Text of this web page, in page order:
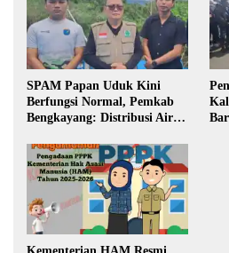
SPAM Papan Uduk Kini
Berfungsi Normal, Pemkab
Bengkayang: Distribusi Air
Warga